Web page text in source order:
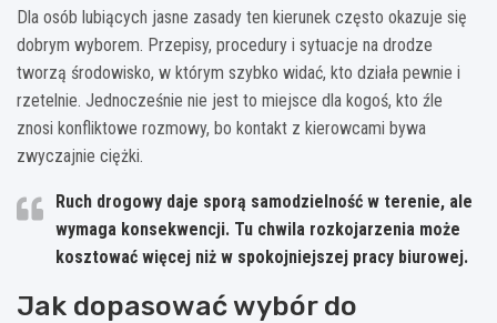
Dla osób lubiących jasne zasady ten kierunek często okazuje się
dobrym wyborem. Przepisy, procedury i sytuacje na drodze
tworzą środowisko, w którym szybko widać, kto działa pewnie i
rzetelnie. Jednocześnie nie jest to miejsce dla kogoś, kto źle
znosi konfliktowe rozmowy, bo kontakt z kierowcami bywa
zwyczajnie ciężki.
Ruch drogowy daje sporą samodzielność w terenie, ale
wymaga konsekwencji. Tu chwila rozkojarzenia może
kosztować więcej niż w spokojniejszej pracy biurowej.
Jak dopasować wybór do